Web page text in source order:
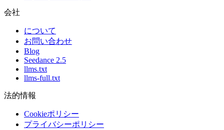
会社
について
お問い合わせ
Blog
Seedance 2.5
llms.txt
llms-full.txt
法的情報
Cookieポリシー
プライバシーポリシー